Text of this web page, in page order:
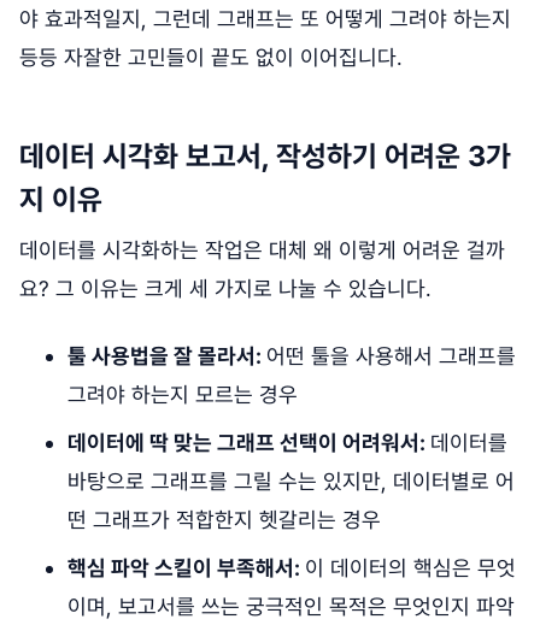
야 효과적일지, 그런데 그래프는 또 어떻게 그려야 하는지
등등 자잘한 고민들이 끝도 없이 이어집니다.
데이터 시각화 보고서, 작성하기 어려운 3가
지 이유
데이터를 시각화하는 작업은 대체 왜 이렇게 어려운 걸까
요? 그 이유는 크게 세 가지로 나눌 수 있습니다.
툴 사용법을 잘 몰라서: 어떤 툴을 사용해서 그래프를
그려야 하는지 모르는 경우
데이터에 딱 맞는 그래프 선택이 어려워서: 데이터를
바탕으로 그래프를 그릴 수는 있지만, 데이터별로 어
떤 그래프가 적합한지 헷갈리는 경우
핵심 파악 스킬이 부족해서: 이 데이터의 핵심은 무엇
이며, 보고서를 쓰는 궁극적인 목적은 무엇인지 파악